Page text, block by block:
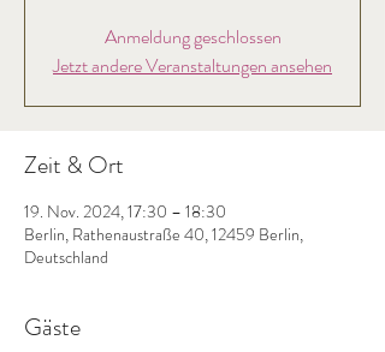
Anmeldung geschlossen
Jetzt andere Veranstaltungen ansehen
Zeit & Ort
19. Nov. 2024, 17:30 – 18:30
Berlin, Rathenaustraße 40, 12459 Berlin,
Deutschland
Gäste